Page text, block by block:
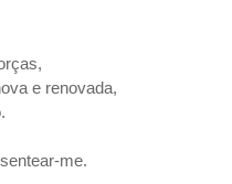
e renovada,
me.